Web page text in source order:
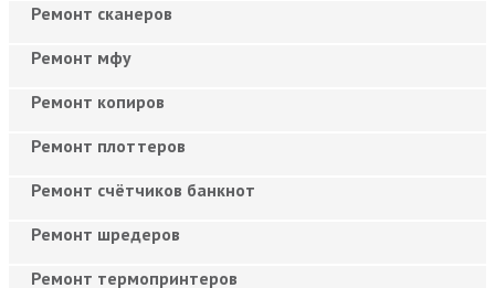
Ремонт сканеров
Ремонт мфу
Ремонт копиров
Ремонт плоттеров
Ремонт счётчиков банкнот
Ремонт шредеров
Ремонт термопринтеров